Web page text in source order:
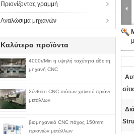
Πριονίζοντας γραμμή
Αναλώσιμα μηχανών
Καλύτερα προϊόντα
4000r/Min η υψηλή ταχύτητα είδε τη
μηχανή CNC
Σύνθετο CNC πιάτων χαλκού πριόνι
μετάλλων
βιομηχανικό CNC πάχος 150mm
πριονιών μετάλλων